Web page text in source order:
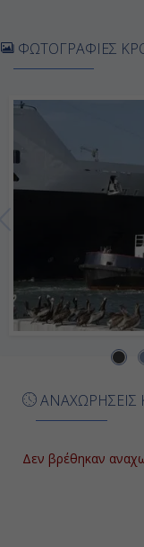
ΑΝΑΧΩΡΗΣΕΙΣ
Δεν βρέθηκαν
ΦΩΤΟΓΡΑΦΙΕΣ